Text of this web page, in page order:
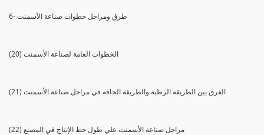
6- طرق ومراحل خطوات صناعة الأسمنت
(20) الخطوات العامة لصناعة الأسمنت
(21) الفرق بين الطريقة الرطبة والطريقة الجافة في مراحل صناعة الأسمنت
(22) مراحل صناعة الأسمنت علي طول خط الإنتاج في المصنع